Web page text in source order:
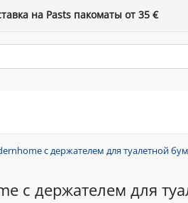
на Pasts пакоматы от 35 €
с держателем для туалетной
с держателем для